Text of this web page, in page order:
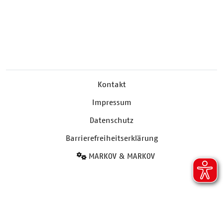
Kontakt
Impressum
Datenschutz
Barrierefreiheitserklärung
MARKOV & MARKOV